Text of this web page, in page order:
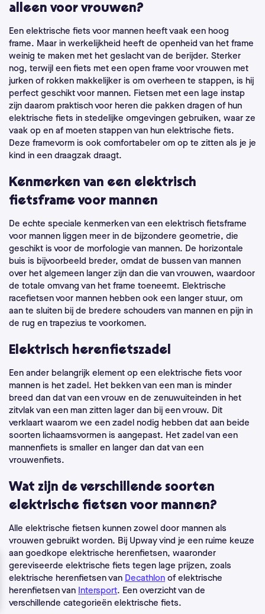
alleen voor vrouwen?
Een elektrische fiets voor mannen heeft vaak een hoog
frame. Maar in werkelijkheid heeft de openheid van het frame
weinig te maken met het geslacht van de berijder. Sterker
nog, terwijl een fiets met een open frame voor vrouwen met
jurken of rokken makkelijker is om overheen te stappen, is hij
perfect geschikt voor mannen. Fietsen met een lage instap
zijn daarom praktisch voor heren die pakken dragen of hun
elektrische fiets in stedelijke omgevingen gebruiken, waar ze
vaak op en af moeten stappen van hun elektrische fiets.
Deze framevorm is ook comfortabeler om op te zitten als je je
kind in een draagzak draagt.
Kenmerken van een elektrisch
fietsframe voor mannen
De echte speciale kenmerken van een elektrisch fietsframe
voor mannen liggen meer in de bijzondere geometrie, die
geschikt is voor de morfologie van mannen. De horizontale
buis is bijvoorbeeld breder, omdat de bussen van mannen
over het algemeen langer zijn dan die van vrouwen, waardoor
de totale omvang van het frame toeneemt. Elektrische
racefietsen voor mannen hebben ook een langer stuur, om
aan te sluiten bij de bredere schouders van mannen en pijn in
de rug en trapezius te voorkomen.
Elektrisch herenfietszadel
Een ander belangrijk element op een elektrische fiets voor
mannen is het zadel. Het bekken van een man is minder
breed dan dat van een vrouw en de zenuwuiteinden in het
zitvlak van een man zitten lager dan bij een vrouw. Dit
verklaart waarom we een zadel nodig hebben dat aan beide
soorten lichaamsvormen is aangepast. Het zadel van een
mannenfiets is smaller en langer dan dat van een
vrouwenfiets.
Wat zijn de verschillende soorten
elektrische fietsen voor mannen?
Alle elektrische fietsen kunnen zowel door mannen als
vrouwen gebruikt worden. Bij Upway vind je een ruime keuze
aan goedkope elektrische herenfietsen, waaronder
gereviseerde elektrische fiets tegen lage prijzen, zoals
elektrische herenfietsen van Decathlon of elektrische
herenfietsen van Intersport. Een overzicht van de
verschillende categorieën elektrische fiets.